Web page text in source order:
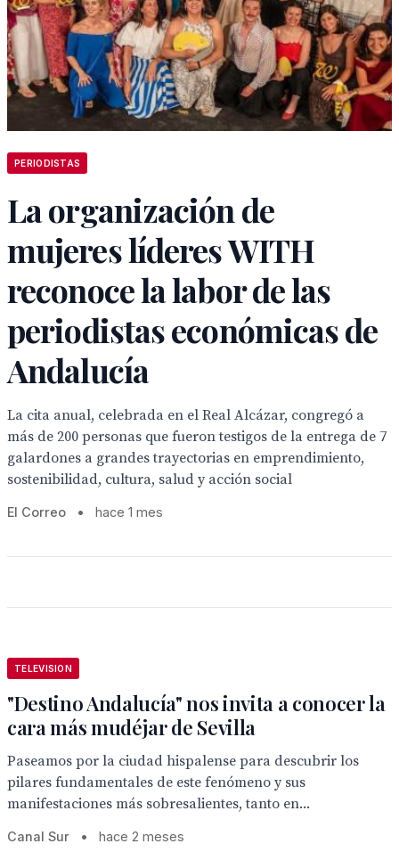
PERIODISTAS
La organización de
mujeres líderes WITH
reconoce la labor de las
periodistas económicas de
Andalucía
La cita anual, celebrada en el Real Alcázar, congregó a
más de 200 personas que fueron testigos de la entrega de 7
galardones a grandes trayectorias en emprendimiento,
sostenibilidad, cultura, salud y acción social
El Correo • hace 1 mes
TELEVISION
"Destino Andalucía" nos invita a conocer la
cara más mudéjar de Sevilla
Paseamos por la ciudad hispalense para descubrir los
pilares fundamentales de este fenómeno y sus
manifestaciones más sobresalientes, tanto en...
Canal Sur • hace 2 meses